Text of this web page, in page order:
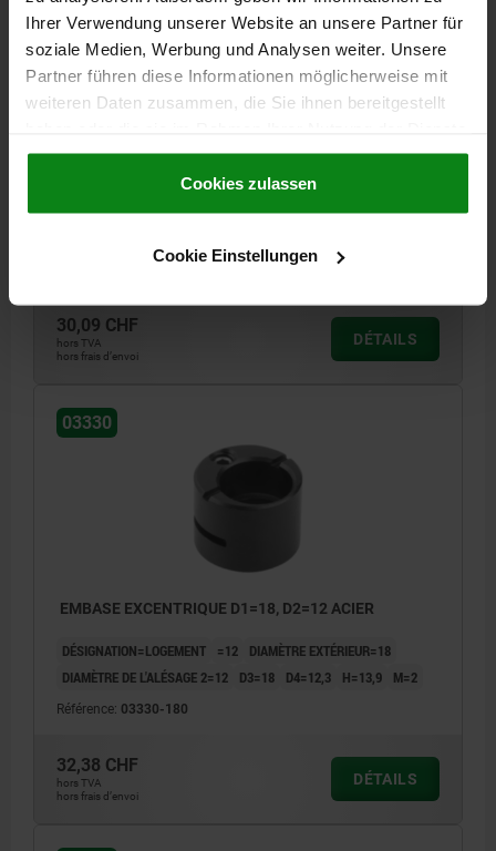
Ihrer Verwendung unserer Website an unsere Partner für
soziale Medien, Werbung und Analysen weiter. Unsere
Partner führen diese Informationen möglicherweise mit
weiteren Daten zusammen, die Sie ihnen bereitgestellt
gesammelt haben.Cookie Richtlinien
Datenschutz|AGB
Cookies zulassen
Cookie Einstellungen
DÉSIGNATION=LOGEMENT =10 DIAMÈTRE EXTÉRIEUR=16
30,09 CHF
hors TVA
hors frais d’envoi
DÉTAILS
03330
EMBASE EXCENTRIQUE D1=18, D2=12 ACIER
DÉSIGNATION=LOGEMENT =12
DIAMÈTRE EXTÉRIEUR=18
DIAMÈTRE DE L'ALÉSAGE 2=12
D3=18 D4=12,3 H=13,9 M=2
Référence: 03330-180
32,38 CHF
hors TVA
hors frais d’envoi
DÉTAILS